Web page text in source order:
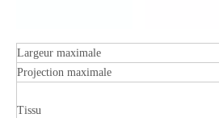
Largeur maximale
Projection maximale
Tissu